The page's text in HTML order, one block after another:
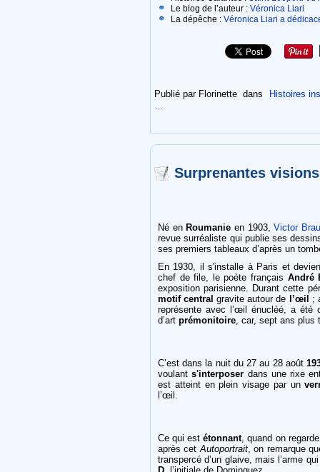
Le blog de l’auteur : Véronica Liari
La dépêche : Véronica Liari a
Publié par Florinette dans
Histoires
…
Surprenantes
Né enRoumanie en 1903,Victor
revue surréaliste qui publie ses
ses premiers tableaux d’après un
En 1930, il s'installe à Paris et
chef de file, le poète français André
exposition parisienne. Durant cette
motif central gravite autour de l’œil ;
représente avec l’œil énucléé, a été
d’art prémonitoire , car, sept ans
C’est dans la nuit du 27 au 28 août
voulants'interposer dans une rixe
est atteint en plein visage par un
l’œil.
Ce qui estétonnant, quand on
après cet Autoportrait, on remarque
transpercé d’un glaive, mais l’arme